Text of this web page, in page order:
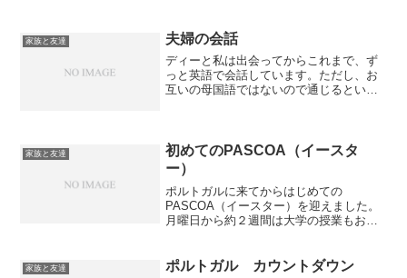
家族と友達 夫婦の会話
ディーと私は出会ってからこれまで、ず
っと英語で会話しています。ただし、お
互いの母国語ではないので通じるという
ョンをとるのは難しい。天...
家族と友達
初めてのPASCOA（イースタ
ー）
ポルトガルに来てからはじめての
PASCOA（イースター）を迎えました。
月曜日から約２週間は大学の授業もお休
に大々的とは想像もしていなかったの
家族と友達 ポルトガル カウントダウン